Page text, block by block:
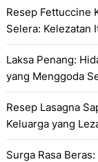
Resep Fettuccine
Selera: Kelezatan
Laksa Penang:
yang Menggoda
Resep Lasagna
Keluarga yang
Surga Rasa